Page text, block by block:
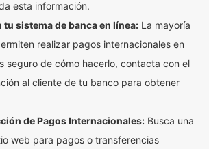
esta información.
tu sistema de banca en línea: La mayoría
realizar pagos internacionales en
seguro de cómo hacerlo, contacta con el
al cliente de tu banco para obtener
de Pagos Internacionales: Busca una
web para pagos o transferencias